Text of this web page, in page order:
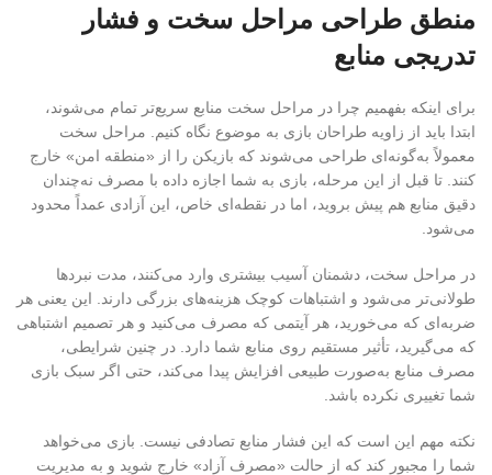
منطق طراحی مراحل سخت و فشار
تدریجی منابع
برای اینکه بفهمیم چرا در مراحل سخت منابع سریع‌تر تمام می‌شوند،
ابتدا باید از زاویه طراحان بازی به موضوع نگاه کنیم. مراحل سخت
معمولاً به‌گونه‌ای طراحی می‌شوند که بازیکن را از «منطقه امن» خارج
کنند. تا قبل از این مرحله، بازی به شما اجازه داده با مصرف نه‌چندان
دقیق منابع هم پیش بروید، اما در نقطه‌ای خاص، این آزادی عمداً محدود
می‌شود
در مراحل سخت، دشمنان آسیب بیشتری وارد می‌کنند، مدت نبردها
طولانی‌تر می‌شود و اشتباهات کوچک هزینه‌های بزرگی دارند. این یعنی هر
ضربه‌ای که می‌خورید، هر آیتمی که مصرف می‌کنید و هر تصمیم اشتباهی
که می‌گیرید، تأثیر مستقیم روی منابع شما دارد. در چنین شرایطی،
مصرف منابع به‌صورت طبیعی افزایش پیدا می‌کند، حتی اگر سبک بازی
شما تغییری نکرده باشد
نکته مهم این است که این فشار منابع تصادفی نیست. بازی می‌خواهد
شما را مجبور کند که از حالت «مصرف آزاد» خارج شوید و به مدیریت